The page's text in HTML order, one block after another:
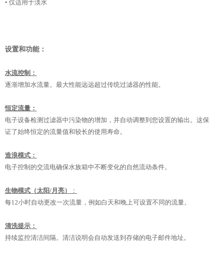
• 仅适用于淡水
设置和功能：
水流控制：
逐渐增加水流量。最大性能远远超过传统过滤器的性能。
恒定流量：
电子设备检测过滤器中污染物的增加，并自动调整到您设置的输出。这保
证了始终恒定的流量值和较长的使用寿命。
造浪模式：
电子控制的交流电确保水族箱中不断变化的自然流动条件。
生物模式（太阳/月亮）
：
每12小时自动更改一次流量，例如白天和晚上可设置不同的流量。
清洗提示：
持续监控清洁间隔。清洁说明会自动发送到存储的电子邮件地址。